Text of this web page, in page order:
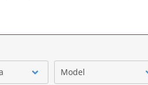
Model